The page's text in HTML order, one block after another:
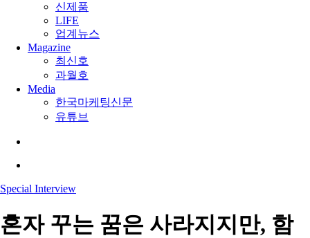
신제품
LIFE
업계뉴스
Magazine
최신호
과월호
Media
한국마케팅신문
유튜브
Special Interview
혼자 꾸는 꿈은 사라지지만, 함